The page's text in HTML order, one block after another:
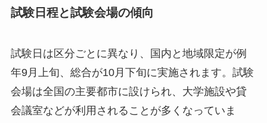
試験日程と試験会場の傾向
試験日は区分ごとに異なり、国内と地域限定が例
年9月上旬、総合が10月下旬に実施されます。試験
会場は全国の主要都市に設けられ、大学施設や貸
会議室などが利用されることが多くなっていま